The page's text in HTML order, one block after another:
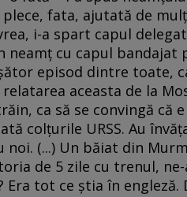
fata, ajutată de
i-a spart capul
neamț cu capul
episod dintre toate,
aceasta de la
ca să se convingă că
colțurile URSS. Au
(...) Un băiat din
de 5 zile cu trenul,
tot ce știa în engleză.